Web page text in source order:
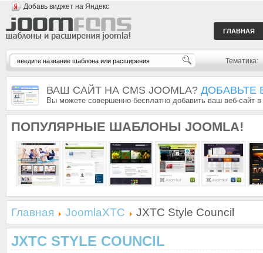
Добавь виджет на Яндекс
ГЛАВНАЯ
Тематика:
ВАШ САЙТ НА CMS JOOMLA? ДОБАВЬТЕ
Вы можете совершенно бесплатно добавить ваш веб-сайт
ПОПУЛЯРНЫЕ ШАБЛОНЫ JOOMLA!
Главная JoomlaXTC JXTC Style Council
JXTC STYLE COUNCIL